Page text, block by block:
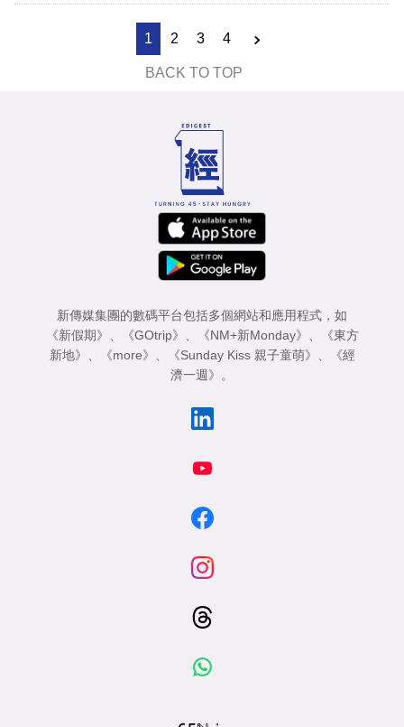
1 2 3 4
BACK TO TOP
新傳媒集團的數碼平台包括多個網站和應用程式，如
《新假期》 、 《GOtrip》 、 《NM+新Monday》 、
《東方
新地》 、 《more》 、 《Sunday Kiss 親子童萌》 、
《經
濟一週》 。